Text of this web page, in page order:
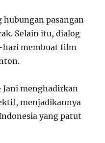
pasangan
Selain itu, dialog
hari membuat film
Jani menghadirkan
menjadikannya
yang patut